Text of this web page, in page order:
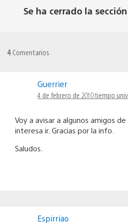
Se ha cerrado la
4 Comentarios
Guerrier
4 de febrero de 2010 tiempo
Voy a avisar a algunos amigos
interesa ir. Gracias por la info.
Saludos.
Espirriao